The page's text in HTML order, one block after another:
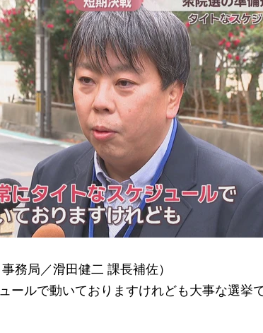
務局／滑田健二 課長補佐）
ールで動いておりますけれども大事な選挙